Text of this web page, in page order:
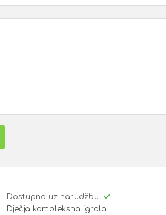
Dostupno uz narudžbu
Dječja kompleksna igrala